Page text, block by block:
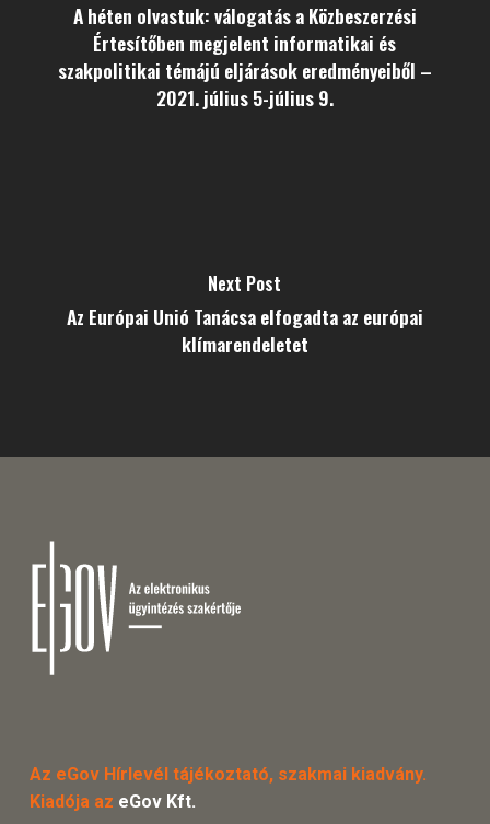
A héten olvastuk: válogatás a Közbeszerzési
Értesítőben megjelent informatikai és
szakpolitikai témájú eljárások eredményeiből –
2021. július 5-július 9.
Next Post
Az Európai Unió Tanácsa elfogadta az európai
klímarendeletet
Az eGov Hírlevél tájékoztató, szakmai kiadvány.
Kiadója az eGov Kft.